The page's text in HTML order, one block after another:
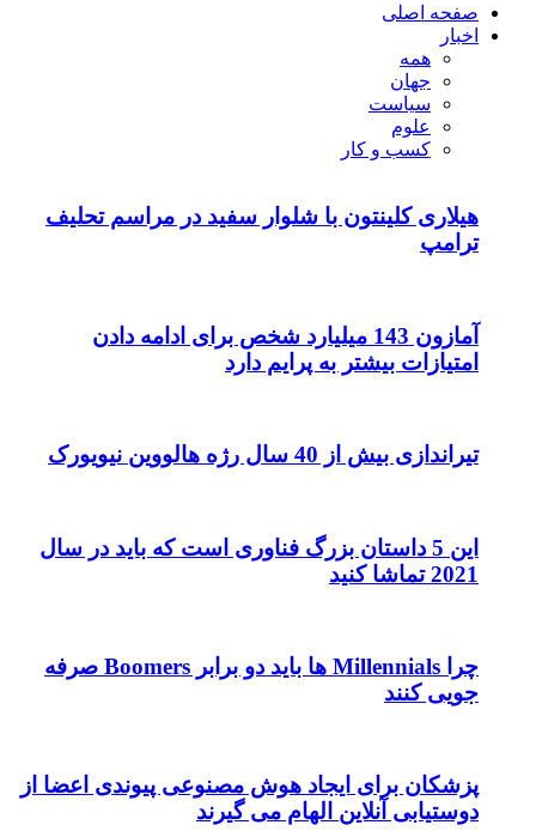
صفحه اصلی
اخبار
همه
جهان
سیاست
علوم
کسب و کار
هیلاری کلینتون با شلوار سفید در مراسم تحلیف
ترامپ
آمازون 143 میلیارد شخص برای ادامه دادن
امتیازات بیشتر به پرایم دارد
تیراندازی بیش از 40 سال رژه هالووین نیویورک
این 5 داستان بزرگ فناوری است که باید در سال
2021 تماشا کنید
چرا Millennials ها باید دو برابر Boomers صرفه
جویی کنند
پزشکان برای ایجاد هوش مصنوعی پیوندی اعضا از
دوستیابی آنلاین الهام می گیرند